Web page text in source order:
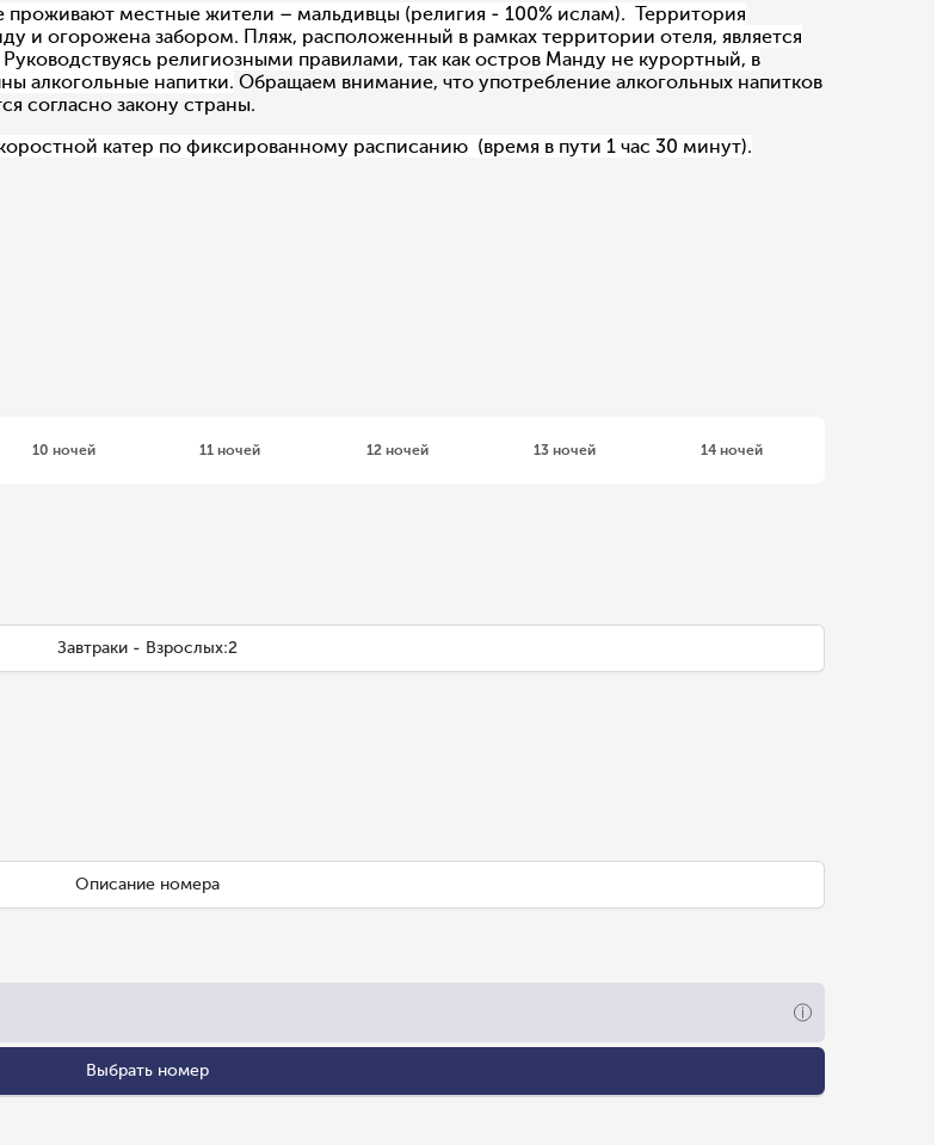
проживают местные жители – мальдивцы (религия - 100% ислам). Территория
и огорожена забором. Пляж, расположенный в рамках территории отеля, является
религиозными правилами, так как остров Манду не курортный, в
алкогольные напитки. Обращаем внимание, что употребление алкогольных напитков
согласно закону страны.
катер по фиксированному расписанию (время в пути 1 час 30 минут).
10 ночей 11 ночей 12 ночей 13 ночей 14 ночей
Завтраки - Взрослых:2
Описание номера
Выбрать номер